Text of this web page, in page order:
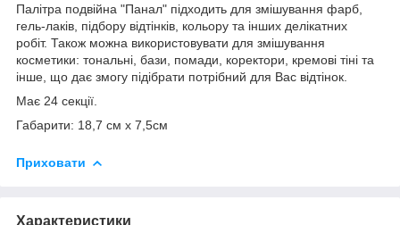
Палітра подвійна "Панал" підходить для змішування фарб,
гель-лаків, підбору відтінків, кольору та інших делікатних
робіт. Також можна використовувати для змішування
косметики: тональні, бази, помади, коректори, кремові тіні та
інше, що дає змогу підібрати потрібний для Вас відтінок.
Має 24 секції.
Габарити: 18,7 см х 7,5см
Приховати
Характеристики